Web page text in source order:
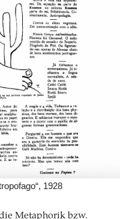
1928
Metaphorik bzw.